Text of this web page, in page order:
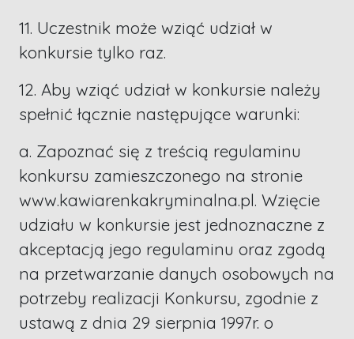
11. Uczestnik może wziąć udział w
konkursie tylko raz.
12. Aby wziąć udział w konkursie należy
spełnić łącznie następujące warunki:
a. Zapoznać się z treścią regulaminu
konkursu zamieszczonego na stronie
www.kawiarenkakryminalna.pl. Wzięcie
udziału w konkursie jest jednoznaczne z
akceptacją jego regulaminu oraz zgodą
na przetwarzanie danych osobowych na
potrzeby realizacji Konkursu, zgodnie z
ustawą z dnia 29 sierpnia 1997r. o